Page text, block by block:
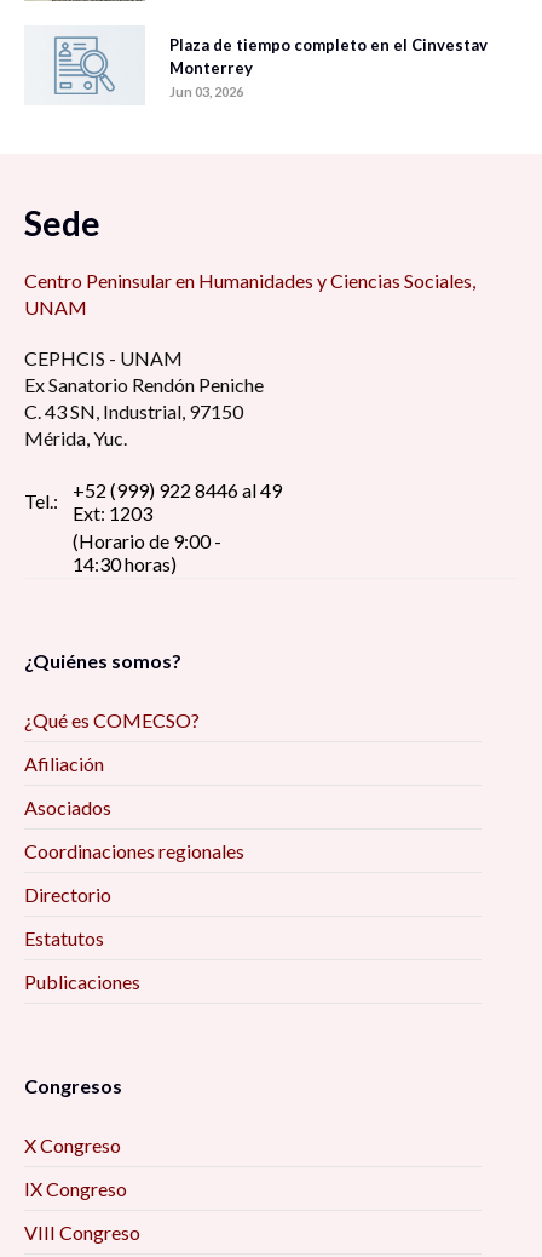
Plaza de tiempo completo en el Cinvestav
Monterrey
Jun 03, 2026
Sede
Centro Peninsular en Humanidades y Ciencias Sociales,
UNAM
CEPHCIS - UNAM
Ex Sanatorio Rendón Peniche
C. 43 SN, Industrial, 97150
Mérida, Yuc.
Tel.:
+52 (999) 922 8446 al 49
Ext: 1203
(Horario de 9:00 -
14:30 horas)
¿Quiénes somos?
¿Qué es COMECSO?
Afiliación
Asociados
Coordinaciones regionales
Directorio
Estatutos
Publicaciones
Congresos
X Congreso
IX Congreso
VIII Congreso